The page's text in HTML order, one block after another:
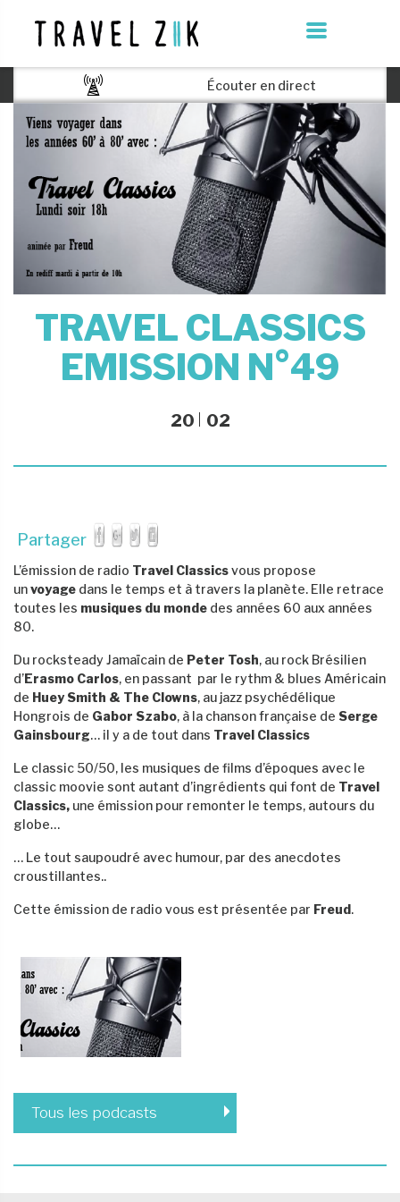
Écouter en direct
TRAVEL CLASSICS
EMISSION N°49
20 02
Partager
L’émission de radio Travel Classicsvous propose
unvoyage dans le temps et à travers la planète. Elle retrace
toutes les musiques du monde des années 60 aux années
80.
Du rocksteady Jamaïcain de Peter Tosh, au rock Brésilien
d’Erasmo Carlos, en passant par le rythm & blues Américain
de Huey Smith & The Clowns, au jazz psychédélique
Hongrois de Gabor Szabo, à la chanson française de Serge
Gainsbourg… il y a de tout dans Travel Classics
Le classic 50/50, les musiques de films d’époques avec le
classic moovie sont autant d’ingrédients qui font de Travel
Classics, une émission pour remonter le temps, autours du
globe…
… Le tout saupoudré avec humour, par des anecdotes
croustillantes..
Cette émission de radio vous est présentée par Freud.
Tous les podcasts